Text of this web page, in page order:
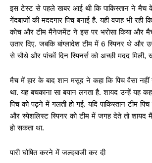
इस टेस्ट से पहले खबर आई थी कि पाकिस्तान ने मैच
गेंदबाजों की मददगार पिच बनाई है. यही वजह भी रही
कोच और टीम मैनेजमेंट ने इस पर भरोसा किया और
उतार दिए. जबकि बांग्लादेश टीम में 6 स्पिनर थे और
से चौथे और पांचवें दिन स्पिनर्स को अच्छी मदद मिली,
मैच में हार के बाद शान मसूद ने कहा कि पिच वैसा
था. यह बचकाना सा बयान लगता है. शायद उन्हें यह
पिच को पढ़ने में गलती हो गई. यदि पाकिस्तान टीम
और स्पेशलिस्ट स्पिनर को टीम में जगह देते तो
हो सकता था.
पारी घोषित करने में जल्दबाजी कर दी